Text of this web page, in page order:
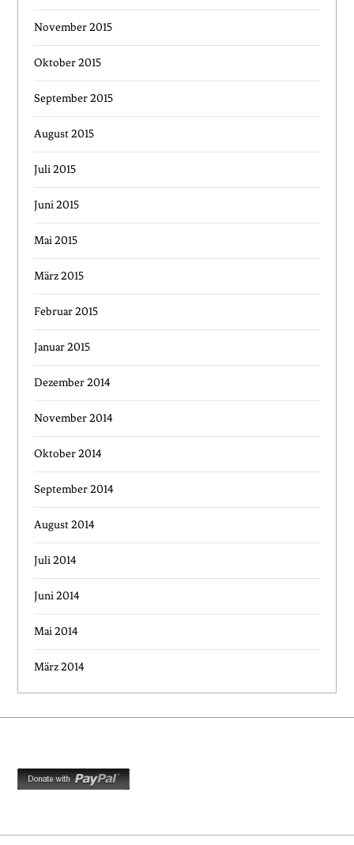
November 2015
Oktober 2015
September 2015
August 2015
Juli 2015
Juni 2015
Mai 2015
März 2015
Februar 2015
Januar 2015
Dezember 2014
November 2014
Oktober 2014
September 2014
August 2014
Juli 2014
Juni 2014
Mai 2014
März 2014